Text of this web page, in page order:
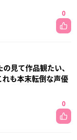
0
見て作品観たい、
れも本末転倒な声優
0